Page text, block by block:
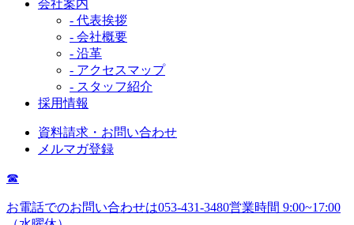
会社案内
- 代表挨拶
- 会社概要
- 沿革
- アクセスマップ
- スタッフ紹介
採用情報
資料請求・お問い合わせ
メルマガ登録
☎
お電話でのお問い合わせは053-431-3480営業時間 9:00~17:00